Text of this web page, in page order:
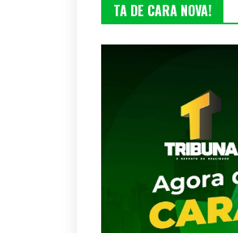
TA DE CARA NOVA!